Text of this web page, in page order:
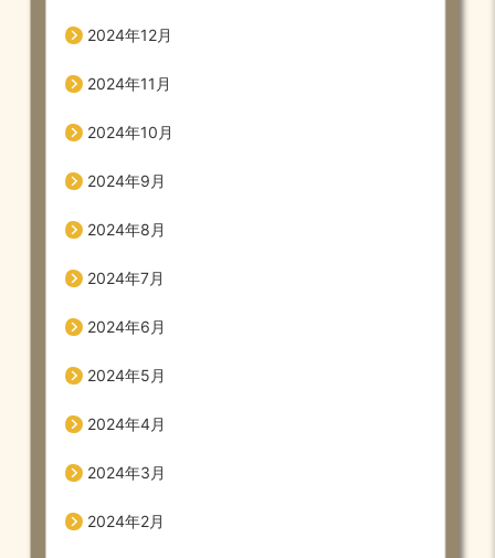
2024年12月
2024年11月
2024年10月
2024年9月
2024年8月
2024年7月
2024年6月
2024年5月
2024年4月
2024年3月
2024年2月